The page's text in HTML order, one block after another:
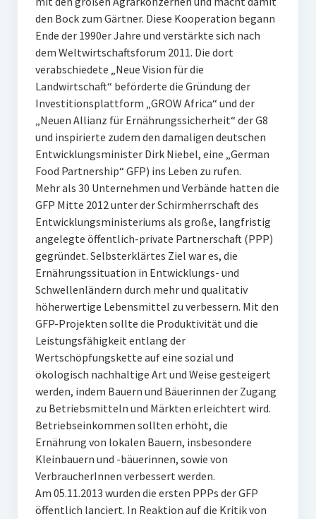
den Bock zum Gärtner. Diese Kooperation begann
Ende der 1990er Jahre und verstärkte sich nach
dem Weltwirtschaftsforum 2011. Die dort
verabschiedete „Neue Vision für die
Landwirtschaft“ beförderte die Gründung der
Investitionsplattform „GROW Africa“ und der
„Neuen Allianz für Ernährungssicherheit“ der G8
und inspirierte zudem den damaligen deutschen
Entwicklungsminister Dirk Niebel, eine „German
Food Partnership“ GFP) ins Leben zu rufen.
Mehr als 30 Unternehmen und Verbände hatten die
GFP Mitte 2012 unter der Schirmherrschaft des
Entwicklungsministeriums als große, langfristig
angelegte öffentlich-private Partnerschaft (PPP)
gegründet. Selbsterklärtes Ziel war es, die
Ernährungssituation in Entwicklungs- und
Schwellenländern durch mehr und qualitativ
höherwertige Lebensmittel zu verbessern. Mit den
GFP-Projekten sollte die Produktivität und die
Leistungsfähigkeit entlang der
Wertschöpfungskette auf eine sozial und
ökologisch nachhaltige Art und Weise gesteigert
werden, indem Bauern und Bäuerinnen der Zugang
zu Betriebsmitteln und Märkten erleichtert wird.
Betriebseinkommen sollten erhöht, die
Ernährung von lokalen Bauern, insbesondere
Kleinbauern und -bäuerinnen, sowie von
VerbraucherInnen verbessert werden.
Am 05.11.2013 wurden die ersten PPPs der GFP
öffentlich lanciert. In Reaktion auf die Kritik von